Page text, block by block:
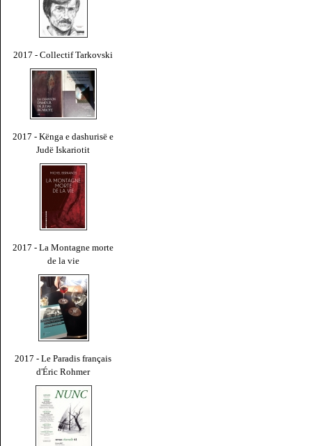
2017 - Collectif Tarkovski
2017 - Kënga e dashurisë e
Judë Iskariotit
2017 - La Montagne morte
de la vie
2017 - Le Paradis français
d'Éric Rohmer